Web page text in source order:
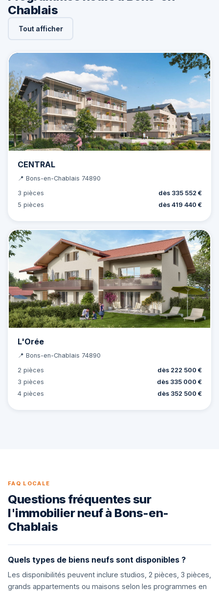
Chablais
Tout afficher
CENTRAL
📍 Bons-en-Chablais 74890
3 pièces
dès 335 552 €
5 pièces
dès 419 440 €
L'Orée
📍 Bons-en-Chablais 74890
2 pièces
dès 222 500 €
3 pièces
dès 335 000 €
4 pièces
dès 352 500 €
FAQ LOCALE
Questions fréquentes sur
l'immobilier neuf à Bons-en-
Chablais
Quels types de biens neufs sont disponibles ?
Les disponibilités peuvent inclure studios, 2 pièces, 3 pièces,
grands appartements ou maisons selon les programmes en